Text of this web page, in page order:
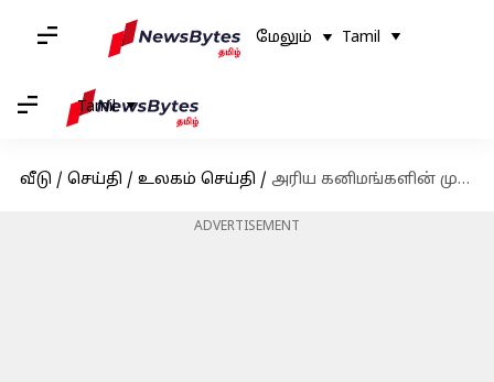
மேலும் Tamil
Tamil
வீடு / செய்தி / உலகம் செய்தி / அரிய கனிமங்களின் முதல் தொகுதியை அமெரிக்காவுக்கு ஏற்றுமதி செய்தது பாகிஸ்தான்: ரகசிய ஒப்பந்தங்கள் குறித்து சர்ச்சை
ADVERTISEMENT